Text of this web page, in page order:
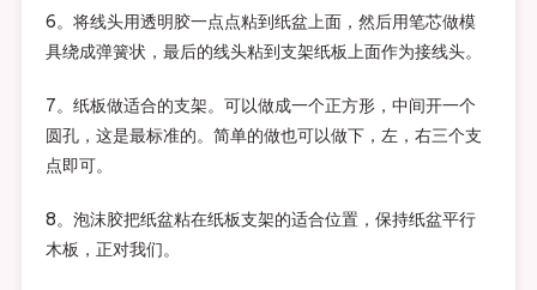
6。将线头用透明胶一点点粘到纸盆上面，然后用笔芯做模
具绕成弹簧状，最后的线头粘到支架纸板上面作为接线头。
7。纸板做适合的支架。可以做成一个正方形，中间开一个
圆孔，这是最标准的。简单的做也可以做下，左，右三个支
点即可。
8。泡沫胶把纸盆粘在纸板支架的适合位置，保持纸盆平行
木板，正对我们。